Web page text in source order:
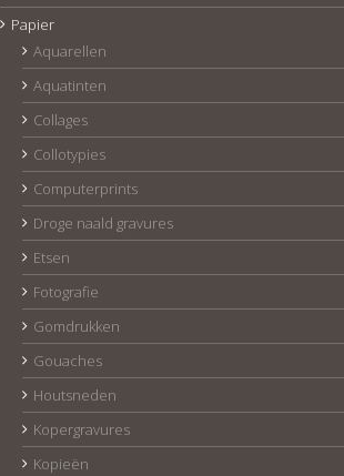
Papier
Aquarellen
Aquatinten
Collages
Collotypies
Computerprints
Droge naald gravures
Etsen
Fotografie
Gomdrukken
Gouaches
Houtsneden
Kopergravures
Kopieën